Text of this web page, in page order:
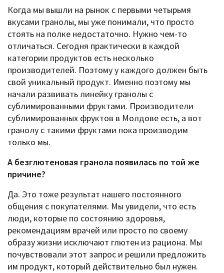
Когда мы вышли на рынок с первыми четырьмя
вкусами гранолы, мы уже понимали, что просто
стоять на полке недостаточно. Нужно чем-то
отличаться. Сегодня практически в каждой
категории продуктов есть несколько
производителей. Поэтому у каждого должен быть
свой уникальный продукт. Именно поэтому мы
начали развивать линейку гранолы с
сублимированными фруктами. Производители
сублимированных фруктов в Молдове есть, а вот
гранолу с такими фруктами пока производим
только мы.
А безглютеновая гранола появилась по той же
причине?
Да. Это тоже результат нашего постоянного
общения с покупателями. Мы увидели, что есть
люди, которые по состоянию здоровья,
рекомендациям врачей или просто по своему
образу жизни исключают глютен из рациона. Мы
почувствовали этот запрос и решили предложить
им продукт, который действительно был нужен.